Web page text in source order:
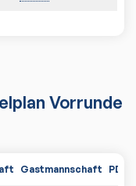
Vorrunde
Gastmannschaft PDF